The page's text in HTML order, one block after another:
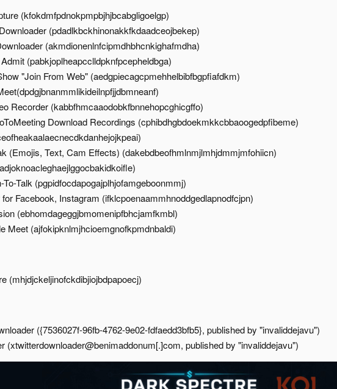
(kfokdmfpdnokpmpbjhjbcabgligoelgp)​
(pdadlkbckhinonakkfkdaadceojbekep)​
(akmdionenlnfcipmdhbhcnkighafmdha)​
(pabkjoplheapcclldpknfpcepheldbga)​
"Join From Web" (aedgpiecagcpmehhelbibfbgpfiafdkm)​
Recorder (kabbfhmcaaodobkfbnnehopcghicgffo)​
Download Recordings (cphibdhgbdoekmkkcbbaoogedpfibeme)​
(Emojis, Text, Cam Effects) (dakebdbeofhmlnmjlmhjdmmjmfohiicn)​
Talk (pgpidfocdapogajplhjofamgeboonmmj)​
Facebook, Instagram (ifklcpoenaammhnoddgedlapnodfcjpn)​
(ebhomdageggjbmomenipfbhcjamfkmbl)​
Meet (ajfokipknlmjhcioemgnofkpmdnbaldi)​
(mhjdjckeljinofckdibjiojbdpapoecj)​
({7536027f-96fb-4762-9e02-fdfaedd3bfb5}, published by "invaliddejavu")​
(xtwitterdownloader@benimaddonum[.]com, published by "invaliddejavu")